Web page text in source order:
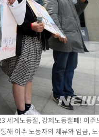
세계노동절, 강제노동철폐! 이주
해 이주 노동자의 체류와 임금,